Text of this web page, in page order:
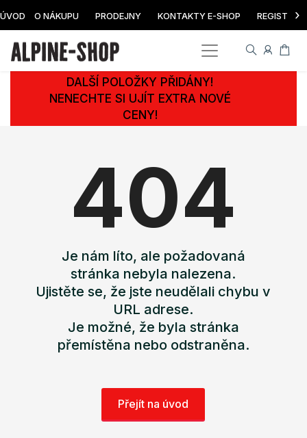
ÚVOD O NÁKUPU PRODEJNY KONTAKTY E-SHOP ›
DALŠÍ POLOŽKY PŘIDÁNY!
NENECHTE SI UJÍT EXTRA NOVÉ
CENY!
404
Je nám líto, ale požadovaná
stránka nebyla nalezena.
Ujistěte se, že jste neudělali chybu v
URL adrese.
Je možné, že byla stránka
přemístěna nebo odstraněna.
Přejít na úvod